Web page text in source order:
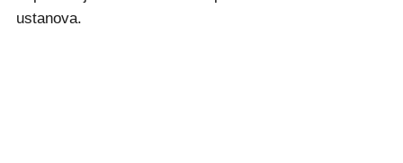
ustanova.